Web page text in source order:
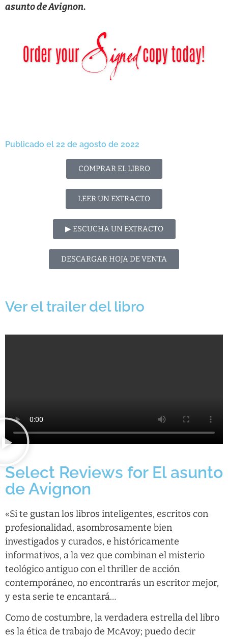
asunto de Avignon.
Publicado el 22 de agosto de 2022
COMPRAR EL LIBRO
LEER UN EXTRACTO
▶︎ ESCUCHA UN EXTRACTO
DESCARGAR HOJA DE VENTA
Ver el trailer del libro
Select Reviews for El asunto
de Avignon
«Si te gustan los libros inteligentes, escritos con
profesionalidad, asombrosamente bien
investigados y curados, e históricamente
informativos, a la vez que combinan el misterio
teológico antiguo con el thriller de acción
contemporáneo, no encontrarás un escritor mejor,
y esta serie te encantará…
Como de costumbre, la verdadera estrella del libro
es la ética de trabajo de McAvoy; puedo decir